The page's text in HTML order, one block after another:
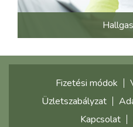
Fizetési módok
Üzletszabályzat
Kapcsolat